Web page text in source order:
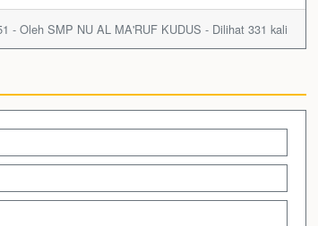
- Oleh SMP NU AL MA'RUF KUDUS - Dilihat 331 kali